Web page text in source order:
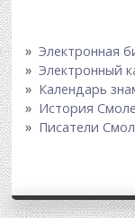
Электронная
Электронный
Календарь
История
Писатели